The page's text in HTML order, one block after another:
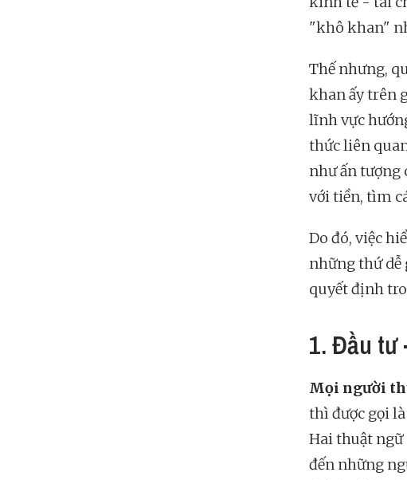
"khô khan"
Thế nhưng,
khan ấy trên
lĩnh vực
thức liên
như ấn tượng
với tiền, tìm
Do đó, việc
những thứ dễ
quyết định
1. Đầu tư
Mọi người
thì được gọi
Hai thuật ngữ
đến những